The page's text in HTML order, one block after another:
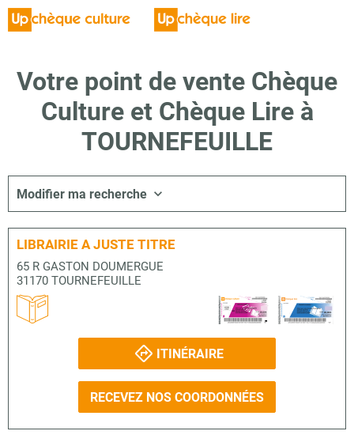
Votre point de vente Chèque
Culture et Chèque Lire à
TOURNEFEUILLE
Modifier ma recherche
LIBRAIRIE A JUSTE TITRE
65 R GASTON DOUMERGUE
31170 TOURNEFEUILLE
ITINÉRAIRE
RECEVEZ NOS COORDONNÉES